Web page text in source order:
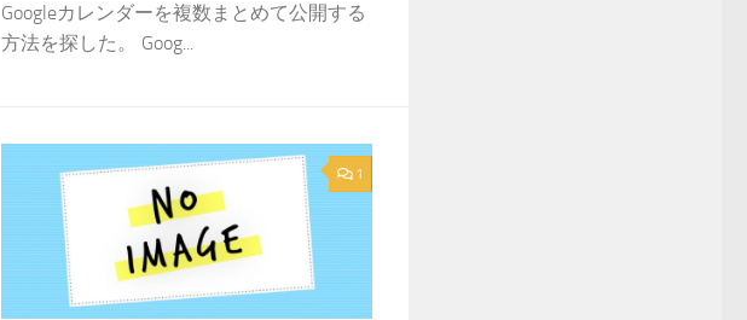
Googleカレンダーを複数まとめて公開する
方法を探した。 Goog...
1